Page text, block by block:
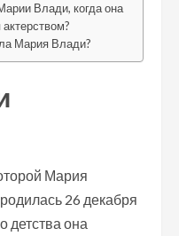
Влади, когда она
Мария Влади?
Мария
26 декабря
детства она